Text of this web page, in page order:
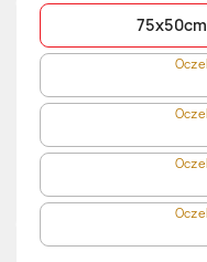
75x50cm